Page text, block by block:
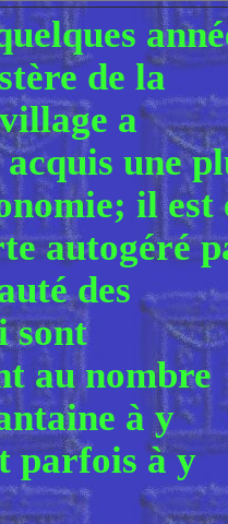
de la
a
une
il est
autogéré
des
sont
au nombre
à y
parfois à y